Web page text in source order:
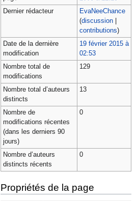
Dernier rédacteur
EvaNeeChance
(discussion|
contributions)
Date de la dernière
modification
19 février 2015 à
02:53
Nombre total de
modifications
129
Nombre total d’auteurs
distincts
13
Nombre de
modifications récentes
(dans les derniers 90
jours)
0
Nombre d’auteurs
distincts récents
0
Propriétés de la page